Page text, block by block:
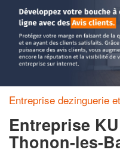
Entreprise dezinguerie
Entreprise
Thonon-les-